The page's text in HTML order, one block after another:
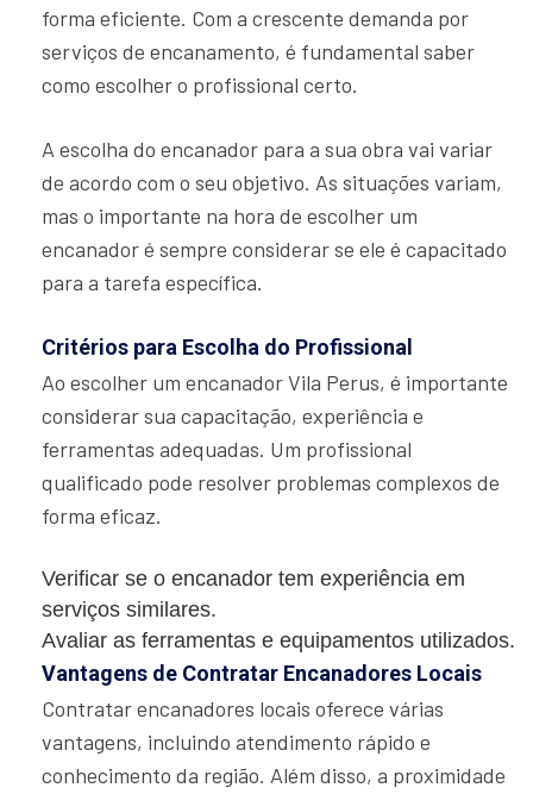
forma eficiente. Com a crescente demanda por
serviços de encanamento, é fundamental saber
como escolher o profissional certo.
A escolha do encanador para a sua obra vai variar
de acordo com o seu objetivo. As situações variam,
mas o importante na hora de escolher um
encanador é sempre considerar se ele é capacitado
para a tarefa específica.
Critérios para Escolha do Profissional
Ao escolher um encanador Vila Perus, é importante
considerar sua capacitação, experiência e
ferramentas adequadas. Um profissional
qualificado pode resolver problemas complexos de
forma eficaz.
Verificar se o encanador tem experiência em
serviços similares.
Avaliar as ferramentas e equipamentos utilizados.
Vantagens de Contratar Encanadores Locais
Contratar encanadores locais oferece várias
vantagens, incluindo atendimento rápido e
conhecimento da região. Além disso, a proximidade